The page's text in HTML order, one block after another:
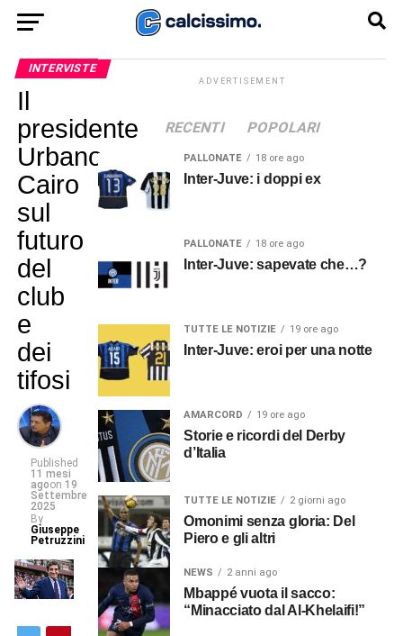
INTERVISTE
Il
presidente
Urbano
Cairo
sul
futuro
del
club
e
dei
tifosi
Published
11 mesi
agoon 19
Settembre
2025
By
Giuseppe
Petruzzini
ADVERTISEMENT
RECENTI POPOLARI
PALLONATE 18 ore ago
Inter-Juve: i doppi ex
PALLONATE 18 ore ago
Inter-Juve: sapevate che…?
TUTTE LE NOTIZIE 19 ore ago
Inter-Juve: eroi per una notte
AMARCORD 19 ore ago
Storie e ricordi del Derby
d’Italia
TUTTE LE NOTIZIE 2 giorni ago
Omonimi senza gloria: Del
Piero e gli altri
NEWS 2 anni ago
Mbappé vuota il sacco:
“Minacciato dal Al-Khelaifi!”